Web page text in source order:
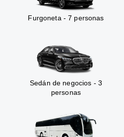
Furgoneta - 7 personas
Sedán de negocios - 3
personas